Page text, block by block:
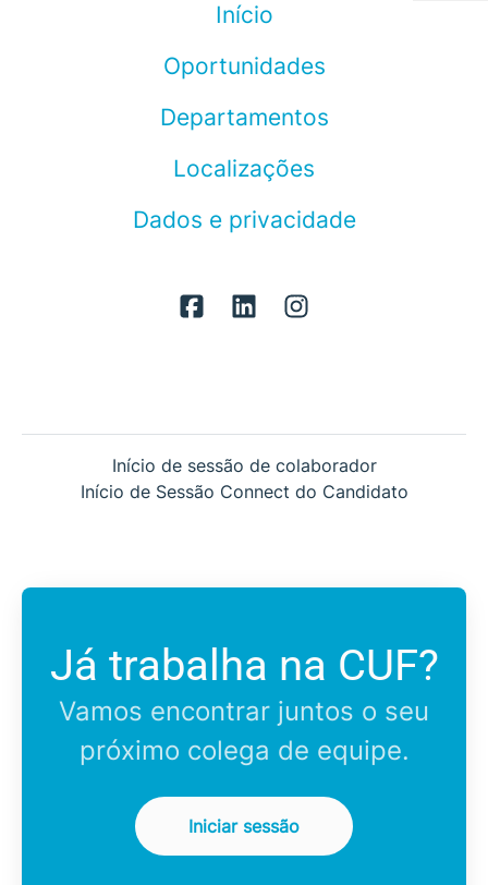
Início
Oportunidades
Departamentos
Localizações
Dados e privacidade
Início de sessão de colaborador
Início de Sessão Connect do Candidato
Já trabalha na CUF?
Vamos encontrar juntos o seu
próximo colega de equipe.
Iniciar sessão